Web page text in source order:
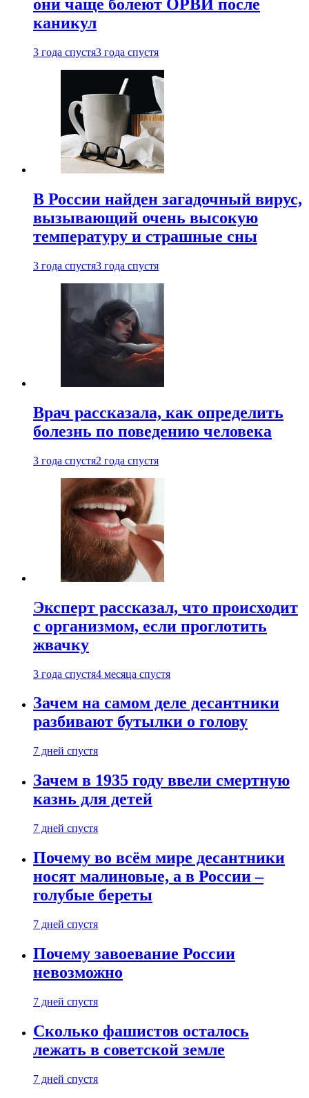
они чаще болеют ОРВИ после
каникул
3 года спустя3 года спустя
В России найден загадочный вирус,
вызывающий очень высокую
температуру и страшные сны
3 года спустя3 года спустя
Врач рассказала, как определить
болезнь по поведению человека
3 года спустя2 года спустя
Эксперт рассказал, что происходит
с организмом, если проглотить
жвачку
3 года спустя4 месяца спустя
Зачем на самом деле десантники
разбивают бутылки о голову
7 дней спустя
Зачем в 1935 году ввели смертную
казнь для детей
7 дней спустя
Почему во всём мире десантники
носят малиновые, а в России –
голубые береты
7 дней спустя
Почему завоевание России
невозможно
7 дней спустя
Сколько фашистов осталось
лежать в советской земле
7 дней спустя